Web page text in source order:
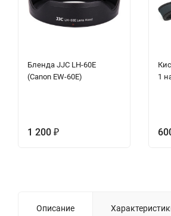
Бленда JJC LH-60E
(Canon EW-60E)
1 200 ₽
1
Описание